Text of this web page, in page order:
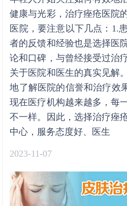
健康与光彩，治疗痤疮医院
医院，要注意以下几点：1.
者的反馈和经验也是选择医
论和口碑，与曾经接受过治
关于医院和医生的真实见解
地了解医院的信誉和治疗效
现在医疗机构越来越多，每
不一样。因此，选择治疗痤
中心，服务态度好、医生
2023-11-07